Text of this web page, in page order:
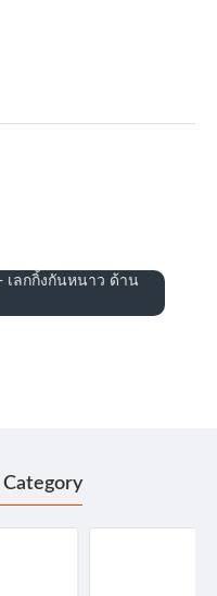
- เลกกิ้งกันหนาว ด้าน
Category